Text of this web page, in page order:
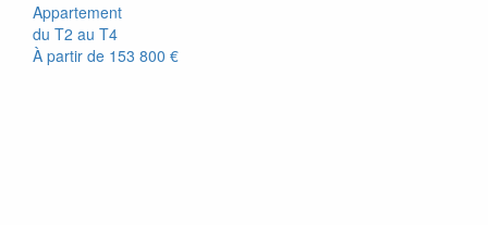
Appartement
du T2 au T4
À partir de 153 800 €